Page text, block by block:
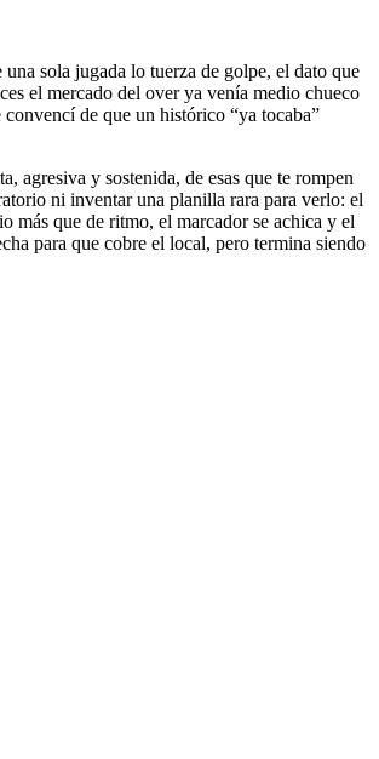
sola jugada lo tuerza de golpe, el dato que
el mercado del over ya venía medio chueco
de que un histórico “ya tocaba”
agresiva y sostenida, de esas que te rompen
ni inventar una planilla rara para verlo: el
más que de ritmo, el marcador se achica y el
para que cobre el local, pero termina siendo